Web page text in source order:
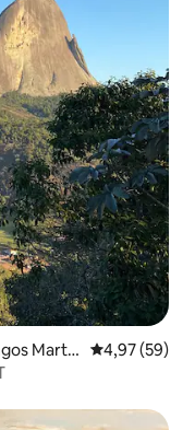
Martin Évaluation
4,97 (59)